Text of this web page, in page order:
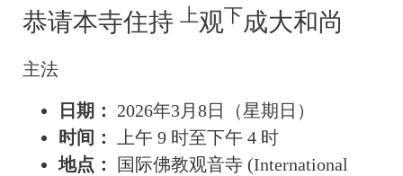
恭请本寺住持 上观下成大和尚
主法
日期：
2026年3月8日（星期日）
时间：
上午 9 时至下午 4 时
地点：
国际佛教观音寺 (International